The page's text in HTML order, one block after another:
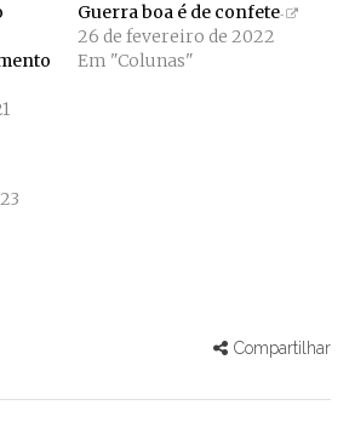
Guerra boa é de confete
26 de fevereiro de 2022
Em "Colunas"
Compartilhar